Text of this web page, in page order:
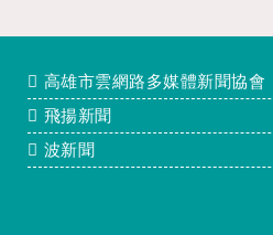
高雄市雲網路多媒體新聞協會
飛揚新聞
波新聞